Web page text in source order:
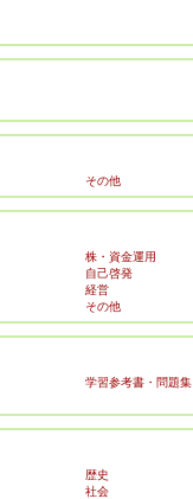
その他
株・資金運用
自己啓発
経営
その他
学習参考書・問題集
歴史
社会